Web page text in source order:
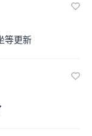
等更新